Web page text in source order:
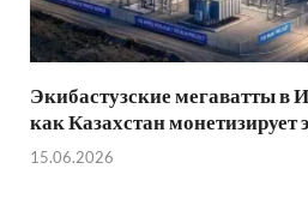
Экибастузские мегаватты
как Казахстан
15.06.2026